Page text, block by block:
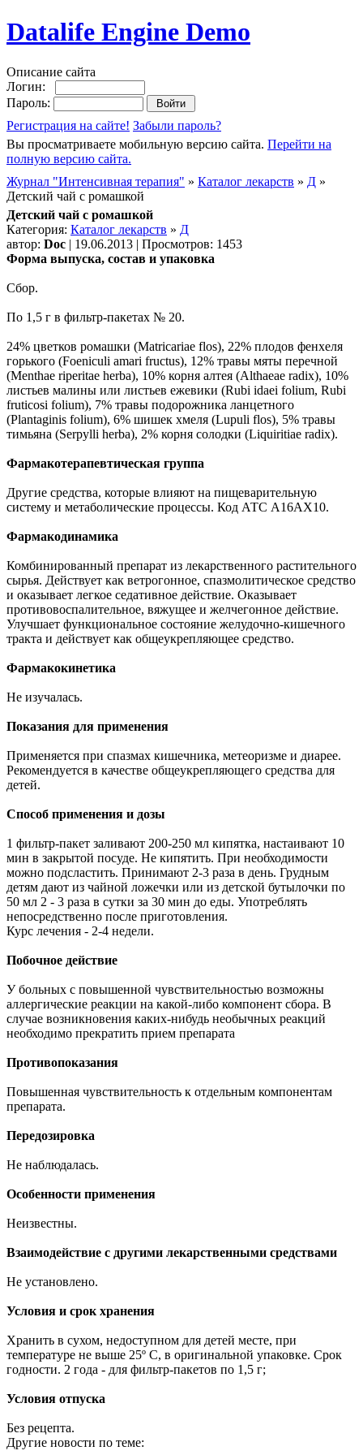
Datalife Engine Demo
Описание сайта
Логин:
Пароль:
Регистрация на сайте! Забыли пароль?
Вы просматриваете мобильную версию сайта. Перейти на
полную версию сайта.
Журнал "Интенсивная терапия" » Каталог лекарств » Д »
Детский чай с ромашкой
Детский чай с ромашкой
Категория: Каталог лекарств » Д
автор: Doc | 19.06.2013 | Просмотров: 1453
Форма выпуска, состав и упаковка
Сбор.
По 1,5 г в фильтр-пакетах № 20.
24% цветков ромашки (Matricariaе flos), 22% плодов фенхеля
горького (Foeniculi amari fructus), 12% травы мяты перечной
(Menthaе riperitaе herba), 10% корня алтея (Althaeae radix), 10%
листьев малины или листьев ежевики (Rubі іdaei folium, Rubі
fruticosі folium), 7% травы подорожника ланцетного
(Plantaginis folium), 6% шишек хмеля (Lupuli flos), 5% травы
тимьяна (Serpylli herba), 2% корня солодки (Liquiritiae radix).
Фармакотерапевтическая группа
Другие средства, которые влияют на пищеварительную
систему и метаболические процессы. Код АТС А16АХ10.
Фармакодинамика
Комбинированный препарат из лекарственного растительного
сырья. Действует как ветрогонное, спазмолитическое средство
и оказывает легкое седативное действие. Оказывает
противовоспалительное, вяжущее и желчегонное действие.
Улучшает функциональное состояние желудочно-кишечного
тракта и действует как общеукрепляющее средство.
Фармакокинетика
Не изучалась.
Показания для применения
Применяется при спазмах кишечника, метеоризме и диарее.
Рекомендуется в качестве общеукрепляющего средства для
детей.
Способ применения и дозы
1 фильтр-пакет заливают 200-250 мл кипятка, настаивают 10
мин в закрытой посуде. Не кипятить. При необходимости
можно подсластить. Принимают 2-3 раза в день. Грудным
детям дают из чайной ложечки или из детской бутылочки по
50 мл 2 - 3 раза в сутки за 30 мин до еды. Употреблять
непосредственно после приготовления.
Курс лечения - 2-4 недели.
Побочное действие
У больных с повышенной чувствительностью возможны
аллергические реакции на какой-либо компонент сбора. В
случае возникновения каких-нибудь необычных реакций
необходимо прекратить прием препарата
Противопоказания
Повышенная чувствительность к отдельным компонентам
препарата.
Передозировка
Не наблюдалась.
Особенности применения
Неизвестны.
Взаимодействие с другими лекарственными средствами
Не установлено.
Условия и срок хранения
Хранить в сухом, недоступном для детей месте, при
температуре не выше 25º С, в оригинальной упаковке. Срок
годности. 2 года - для фильтр-пакетов по 1,5 г;
Условия отпуска
Без рецепта.
Другие новости по теме: